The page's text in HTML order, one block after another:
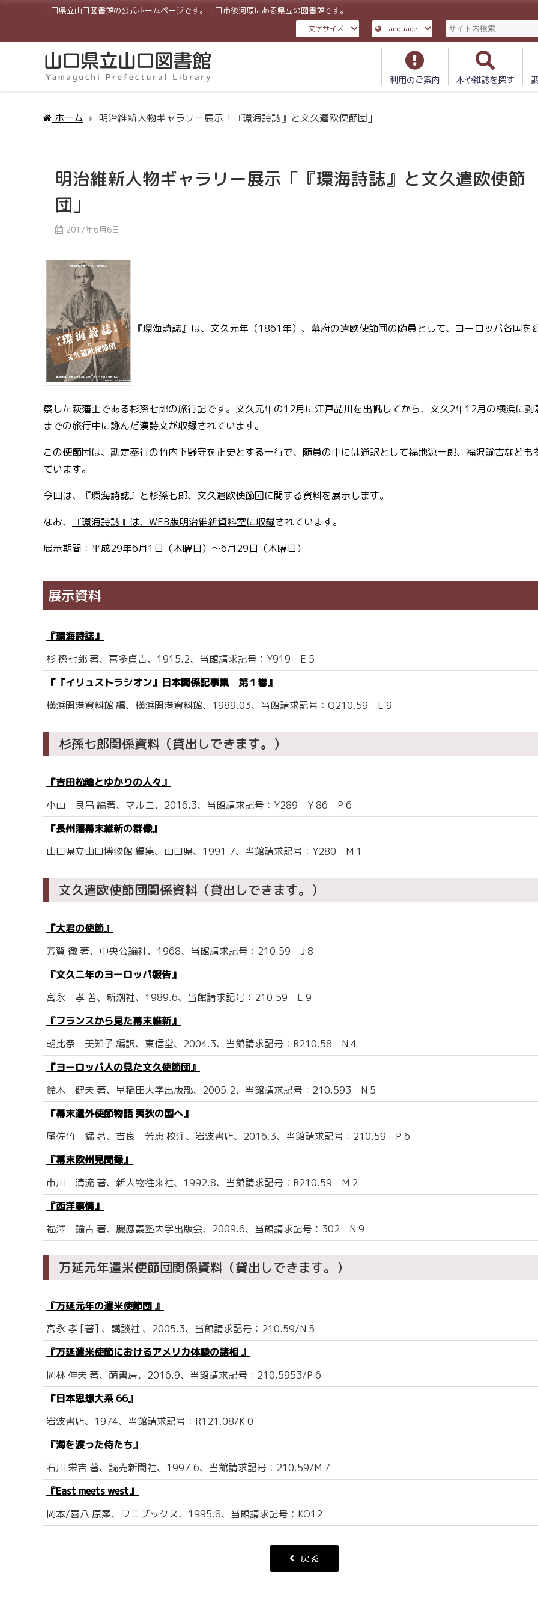
山口県立山口図書館の公式ホームページです。山口市後河原にある県立の図書館です。
文字サイズ Language
利用のご案内 本や雑誌を探す
ホーム 明治維新人物ギャラリー展示「『環海詩誌』と文久遣欧使節団」
明治維新人物ギャラリー展示「『環海詩誌』と文久遣欧使節
団」
2017年6月6日
『環海詩誌』は、文久元年（1861年）、幕府の遣欧使節団の随員として、ヨーロッパ各国を
察した萩藩士である杉孫七郎の旅行記です。文久元年の12月に江戸品川を出帆してから、文久2年12月の横浜に到
までの旅行中に詠んだ漢詩文が収録されています。
この使節団は、勘定奉行の竹内下野守を正史とする一行で、随員の中には通訳として福地源一郎、福沢諭吉なども
ています。
今回は、『環海詩誌』と杉孫七郎、文久遣欧使節団に関する資料を展示します。
なお、
『環海詩誌』は、WEB版明治維新資料室に収録されています。
展示期間：平成29年6月1日（木曜日）～6月29日（木曜日）
展示資料
『環海詩誌』
杉 孫七郎 著、喜多貞吉、1915.2、当館請求記号：Y919 E 5
『『イリュストラシオン』日本関係記事集 第１巻』
横浜開港資料館 編、横浜開港資料館、1989.03、当館請求記号：Q210.59 L 9
杉孫七郎関係資料（貸出しできます。）
『吉田松陰とゆかりの人々』
小山 良昌 編著、マルニ、2016.3、当館請求記号：Y289 Y 86 P 6
『長州藩幕末維新の群像』
山口県立山口博物館 編集、山口県、1991.7、当館請求記号：Y280 M 1
文久遣欧使節団関係資料（貸出しできます。）
『大君の使節』
芳賀 徹 著、中央公論社、1968、当館請求記号：210.59 J 8
『文久二年のヨーロッパ報告』
宮永 孝 著、新潮社、1989.6、当館請求記号：210.59 L 9
『フランスから見た幕末維新』
朝比奈 美知子 編訳、東信堂、2004.3、当館請求記号：R210.58 N 4
『ヨーロッパ人の見た文久使節団』
鈴木 健夫 著、早稲田大学出版部、2005.2、当館請求記号：210.593 N 5
『幕末遣外使節物語 夷狄の国へ』
尾佐竹 猛 著、吉良 芳恵 校注、岩波書店、2016.3、当館請求記号：210.59 P 6
『幕末欧州見聞録』
市川 清流 著、新人物往来社、1992.8、当館請求記号：R210.59 M 2
『西洋事情』
福澤 諭吉 著、慶應義塾大学出版会、2009.6、当館請求記号：302 N 9
万延元年遣米使節団関係資料（貸出しできます。）
『万延元年の遣米使節団 』
宮永 孝 [著] 、講談社 、2005.3、当館請求記号：210.59/N 5
『万延遣米使節におけるアメリカ体験の諸相 』
岡林 伸夫 著、萌書房、2016.9、当館請求記号：210.5953/P 6
『日本思想大系 66』
岩波書店、1974、当館請求記号：R121.08/K 0
『海を渡った侍たち』
石川 栄吉 著、読売新聞社、1997.6、当館請求記号：210.59/M 7
『East meets west』
岡本/喜八 原案、ワニブックス、1995.8、当館請求記号：KO12
戻る